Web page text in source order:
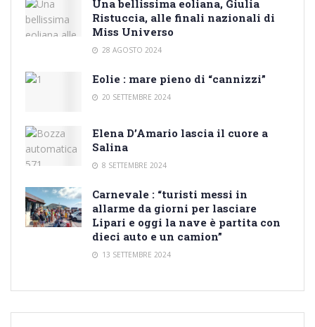
Una bellissima eoliana, Giulia
Ristuccia, alle finali nazionali di
Miss Universo
28 AGOSTO 2024
Eolie : mare pieno di “cannizzi”
20 SETTEMBRE 2024
Elena D’Amario lascia il cuore a
Salina
8 SETTEMBRE 2024
Carnevale : “turisti messi in
allarme da giorni per lasciare
Lipari e oggi la nave è partita con
dieci auto e un camion”
13 SETTEMBRE 2024